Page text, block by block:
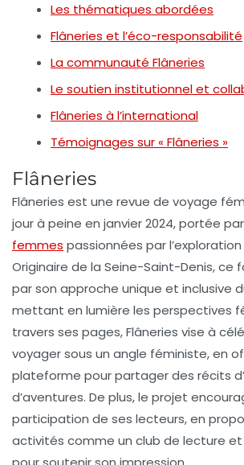
Les thématiques abordées
Flâneries et l’éco-responsabilité
La communauté Flâneries
Le soutien institutionnel et
Flâneries à l’international
Témoignages sur « Flâneries »
Flâneries
Flâneries est une revue de voyage
jour à peine en janvier 2024, portée
femmes passionnées par l’exploration
Originaire de la Seine-Saint-Denis, ce
par son approche unique et inclusive
mettant en lumière les perspectives
travers ses pages, Flâneries vise à
voyagersous un angle féministe, en
plateforme pour partager des récits
d’aventures. De plus, le projet
participation de ses lecteurs, en
activités comme un club de lecture et